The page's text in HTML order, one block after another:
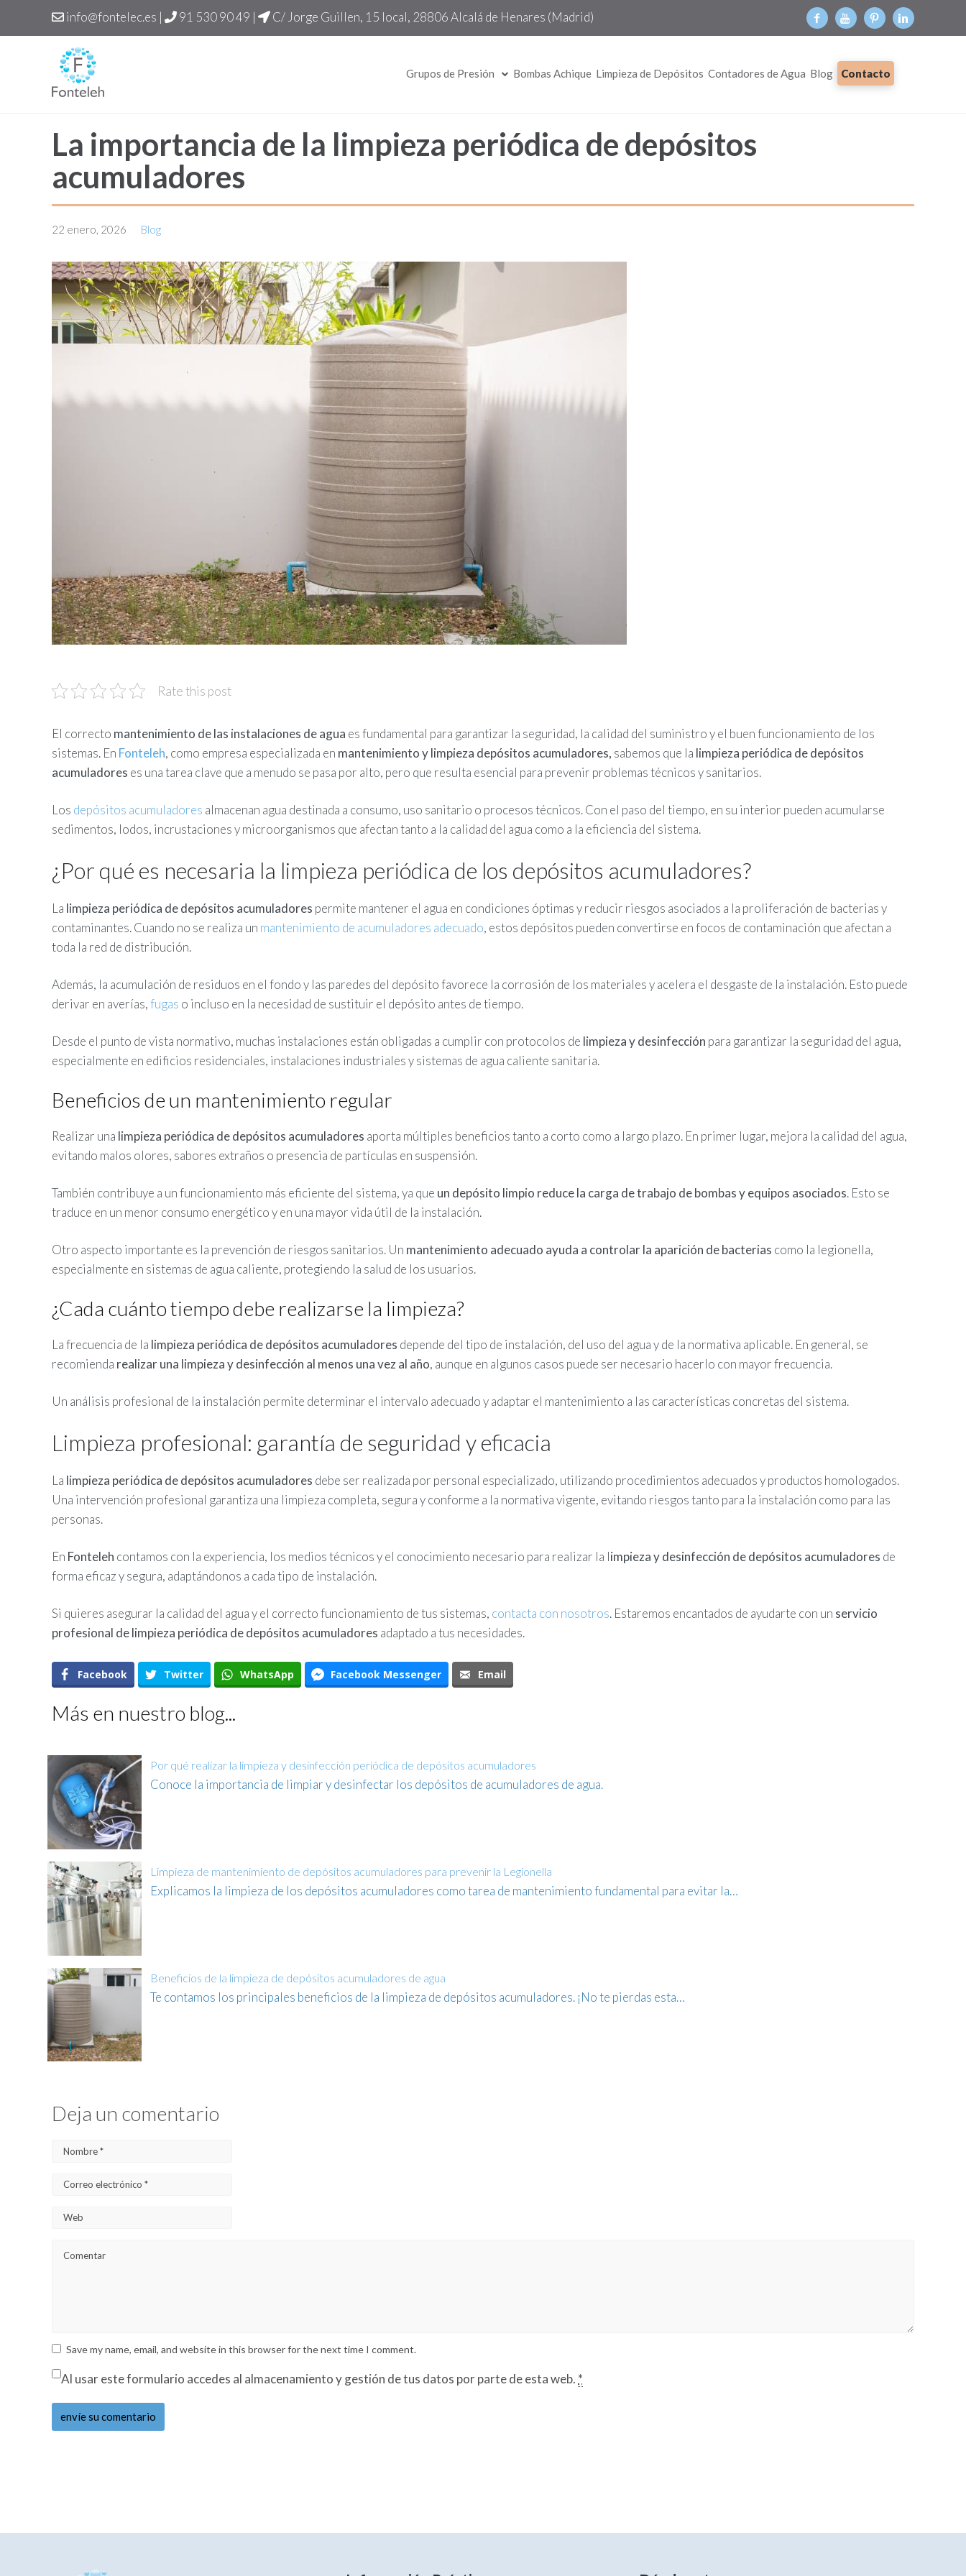
info@fontelec.es | 91 530 90 49 | C/ Jorge Guillen, 15 local, 28806 Alcalá de Henares (Madrid)
Grupos de Presión Bombas Achique Limpieza de Depósitos Contadores de Agua Blog Contacto
La importancia de la limpieza periódica de depósitos
acumuladores
22 enero, 2026 Blog
Rate this post
El correcto mantenimiento de las instalaciones de agua es fundamental para garantizar la seguridad, la calidad del suministro y el buen funcionamiento de los
sistemas. En Fonteleh, como empresa especializada en mantenimiento y limpieza depósitos acumuladores, sabemos que la limpieza periódica de depósitos
acumuladores es una tarea clave que a menudo se pasa por alto, pero que resulta esencial para prevenir problemas técnicos y sanitarios.
Los depósitos acumuladores almacenan agua destinada a consumo, uso sanitario o procesos técnicos. Con el paso del tiempo, en su interior pueden acumularse
sedimentos, lodos, incrustaciones y microorganismos que afectan tanto a la calidad del agua como a la eficiencia del sistema.
¿Por qué es necesaria la limpieza periódica de los depósitos acumuladores?
La limpieza periódica de depósitos acumuladores permite mantener el agua en condiciones óptimas y reducir riesgos asociados a la proliferación de bacterias y
contaminantes. Cuando no se realiza un mantenimiento de acumuladores adecuado, estos depósitos pueden convertirse en focos de contaminación que afectan a
toda la red de distribución.
Además, la acumulación de residuos en el fondo y las paredes del depósito favorece la corrosión de los materiales y acelera el desgaste de la instalación. Esto puede
derivar en averías,fugas o incluso en la necesidad de sustituir el depósito antes de tiempo.
Desde el punto de vista normativo, muchas instalaciones están obligadas a cumplir con protocolos de limpieza y desinfección para garantizar la seguridad del agua,
especialmente en edificios residenciales, instalaciones industriales y sistemas de agua caliente sanitaria.
Beneficios de un mantenimiento regular
Realizar una limpieza periódica de depósitos acumuladores aporta múltiples beneficios tanto a corto como a largo plazo. En primer lugar, mejora la calidad del agua,
evitando malos olores, sabores extraños o presencia de partículas en suspensión.
También contribuye a un funcionamiento más eficiente del sistema, ya que un depósito limpio reduce la carga de trabajo de bombas y equipos asociados. Esto se
traduce en un menor consumo energético y en una mayor vida útil de la instalación.
Otro aspecto importante es la prevención de riesgos sanitarios. Un mantenimiento adecuado ayuda a controlar la aparición de bacterias como la legionella,
especialmente en sistemas de agua caliente, protegiendo la salud de los usuarios.
¿Cada cuánto tiempo debe realizarse la limpieza?
La frecuencia de la limpieza periódica de depósitos acumuladores depende del tipo de instalación, del uso del agua y de la normativa aplicable. En general, se
recomienda realizar una limpieza y desinfección al menos una vez al año, aunque en algunos casos puede ser necesario hacerlo con mayor frecuencia.
Un análisis profesional de la instalación permite determinar el intervalo adecuado y adaptar el mantenimiento a las características concretas del sistema.
Limpieza profesional: garantía de seguridad y eficacia
La limpieza periódica de depósitos acumuladores debe ser realizada por personal especializado, utilizando procedimientos adecuados y productos homologados.
Una intervención profesional garantiza una limpieza completa, segura y conforme a la normativa vigente, evitando riesgos tanto para la instalación como para las
personas.
En Fonteleh contamos con la experiencia, los medios técnicos y el conocimiento necesario para realizar la limpieza y desinfección de depósitos acumuladores de
forma eficaz y segura, adaptándonos a cada tipo de instalación.
Si quieres asegurar la calidad del agua y el correcto funcionamiento de tus sistemas, contacta con nosotros. Estaremos encantados de ayudarte con un servicio
profesional de limpieza periódica de depósitos acumuladores adaptado a tus necesidades.
Facebook Twitter WhatsApp Facebook Messenger Email
Más en nuestro blog...
Por qué realizar la limpieza y desinfección periódica de depósitos acumuladores
Conoce la importancia de limpiar y desinfectar los depósitos de acumuladores de agua.
Limpieza de mantenimiento de depósitos acumuladores para prevenir la Legionella
Explicamos la limpieza de los depósitos acumuladores como tarea de mantenimiento fundamental para evitar la…
Beneficios de la limpieza de depósitos acumuladores de agua
Te contamos los principales beneficios de la limpieza de depósitos acumuladores. ¡No te pierdas esta…
Deja un comentario
Save my name, email, and website in this browser for the next time I comment.
Al usar este formulario accedes al almacenamiento y gestión de tus datos por parte de esta web. *